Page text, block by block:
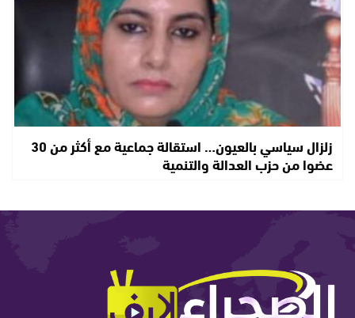
زلزال سياسي بالعيون… استقالة جماعية مع أكثر من 30
عضوا من حزب العدالة والتنمية